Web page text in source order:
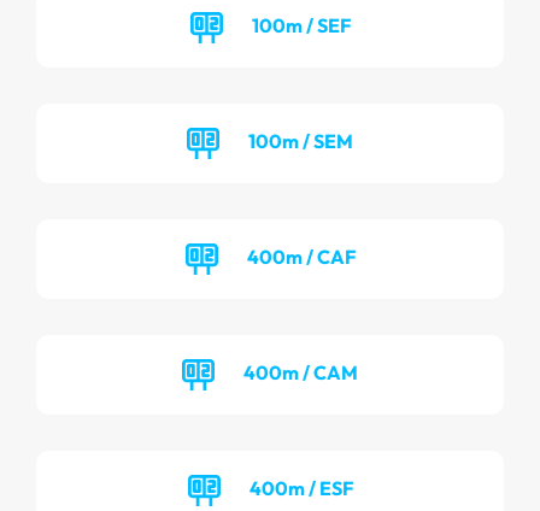
100m / SEF
100m / SEM
400m / CAF
400m / CAM
400m / ESF